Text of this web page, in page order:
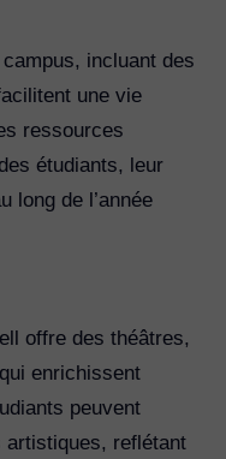
incluant des
une vie
ressources
étudiants, leur
long de l’année
offre des théâtres,
enrichissent
peuvent
artistiques, reflétant